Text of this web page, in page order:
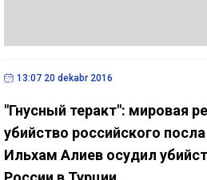
13:07 20 dekabr 2016
"Гнусный теракт": мировая
убийство российского
Ильхам Алиев осудил